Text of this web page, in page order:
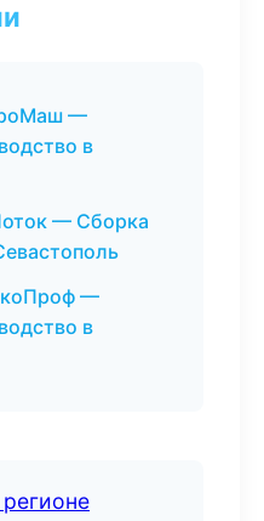
—
в
— Сборка
—
в